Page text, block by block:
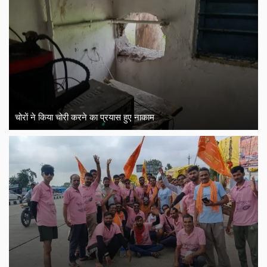
चोरों ने किया चोरी करने का प्रयास हुए नाकाम